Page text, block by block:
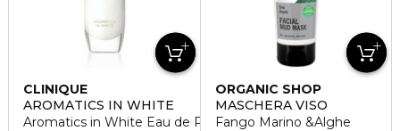
CLINIQUE
AROMATICS IN WHITE
Aromatics in White Eau de Parfum
ORGANIC SHOP
MASCHERA VISO
Fango Marino &Alghe